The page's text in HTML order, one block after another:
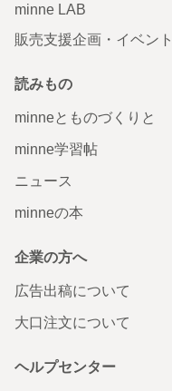
minne LAB
販売支援企画・イベント
読みもの
minneとものづくりと
minne学習帖
ニュース
minneの本
企業の方へ
広告出稿について
大口注文について
ヘルプセンター